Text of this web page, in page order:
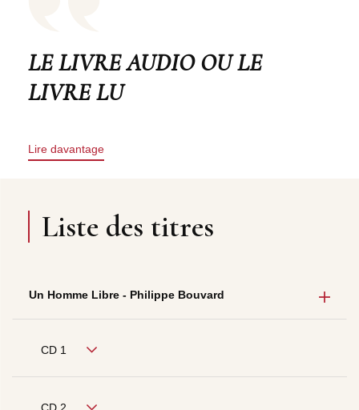
LE LIVRE AUDIO OU LE
LIVRE LU
Lire davantage
Liste des titres
Un Homme Libre - Philippe Bouvard
CD 1